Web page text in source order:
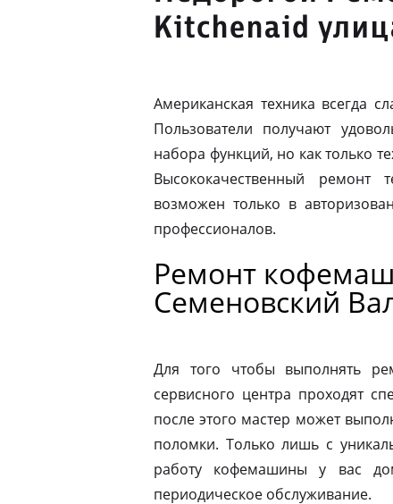
Kitchenaid
Американская техника всегда
Пользователи получают
набора функций, но как только
Высококачественный ремонт
возможен только в
профессионалов.
Ремонт
Семеновский
Для того чтобы выполнять
сервисного центра проходят
после этого мастер может
поломки. Только лишь с
работу кофемашины у вас
периодическое обслуживание.